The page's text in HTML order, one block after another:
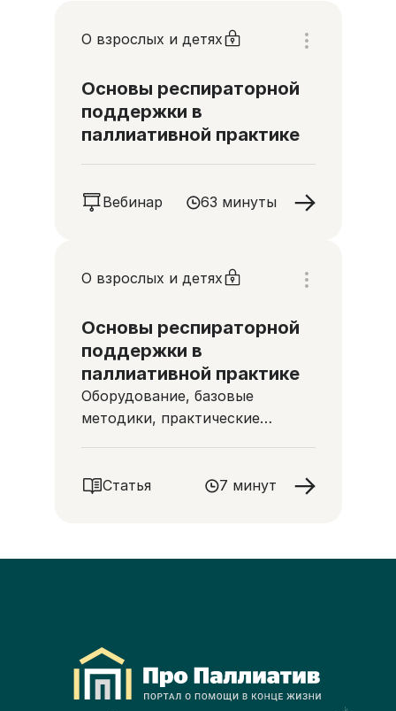
О взрослых и детях
Основы респираторной
поддержки в
паллиативной практике
Вебинар 63 минуты
О взрослых и детях
Основы респираторной
поддержки в
паллиативной практике
Оборудование, базовые
методики, практические
Статья 7 минут